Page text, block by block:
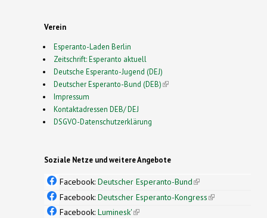
Verein
Esperanto-Laden Berlin
Zeitschrift: Esperanto aktuell
Deutsche Esperanto-Jugend (DEJ)
Deutscher Esperanto-Bund (DEB)(link is external)
Impressum
Kontaktadressen DEB/ DEJ
DSGVO-Datenschutzerklärung
Soziale Netze und weitere Angebote
Facebook: Deutscher Esperanto-Bund(link is
external)
Facebook: Deutscher Esperanto-Kongress(link is
Facebook: Luminesk'(link is external)